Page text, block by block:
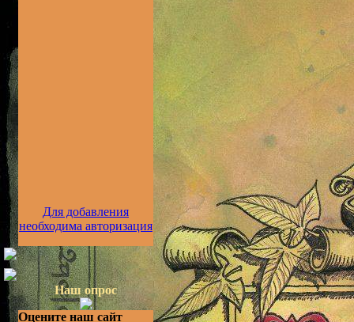
Для добавления
необходима авторизация
Наш опрос
Оцените наш сайт